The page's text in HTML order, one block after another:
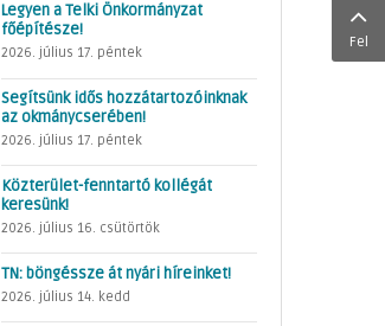
Legyen a Telki Önkormányzat
főépítésze!
2026. július 17. péntek
Segítsünk idős hozzátartozóinknak
az okmánycserében!
2026. július 17. péntek
Közterület-fenntartó kollégát
keresünk!
2026. július 16. csütörtök
TN: böngéssze át nyári híreinket!
2026. július 14. kedd
Fel